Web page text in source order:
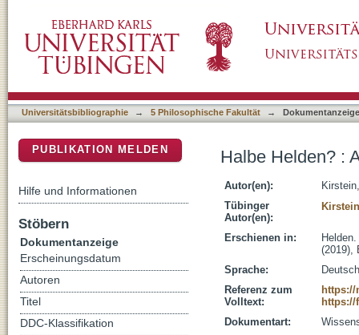
Universitätsbibliographie → 5 Philosophische Fakultät → Dokumentanzeige
Halbe Helden? :
Autor(en):
Tübinger
Autor(en):
Erschienen in:
(2019),
Sprache:
Deutsch
Referenz zum
Volltext:
https://
https://
Dokumentart:
PUBLIKATION MELDEN
Hilfe und Informationen
Stöbern
Dokumentanzeige
Erscheinungsdatum
Autoren
Titel
DDC-Klassifikation